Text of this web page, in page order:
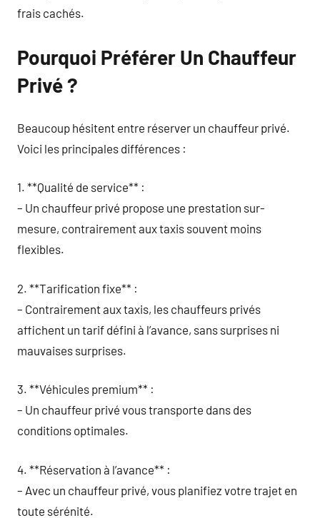
frais cachés.
Pourquoi Préférer Un Chauffeur
Privé ?
Beaucoup hésitent entre réserver un chauffeur privé.
Voici les principales différences :
1. **Qualité de service** :
– Un chauffeur privé propose une prestation sur-
mesure, contrairement aux taxis souvent moins
flexibles.
2. **Tarification fixe** :
– Contrairement aux taxis, les chauffeurs privés
affichent un tarif défini à l’avance, sans surprises ni
mauvaises surprises.
3. **Véhicules premium** :
– Un chauffeur privé vous transporte dans des
conditions optimales.
4. **Réservation à l’avance** :
– Avec un chauffeur privé, vous planifiez votre trajet en
toute sérénité.